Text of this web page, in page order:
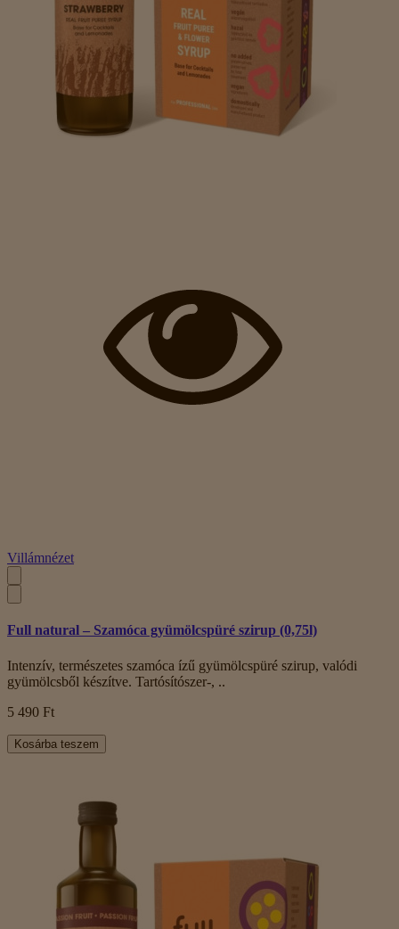
Villámnézet
Full natural – Szamóca gyümölcspüré szirup (0,75l)
Intenzív, természetes szamóca ízű gyümölcspüré szirup, valódi
gyümölcsből készítve. Tartósítószer-, ..
5 490 Ft
Kosárba teszem